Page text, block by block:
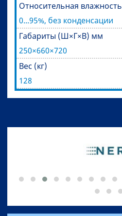
Относительная влажность
0...95%, без конденсации
Габариты (Ш×Г×В) мм
250×660×720
Вес (кг)
128